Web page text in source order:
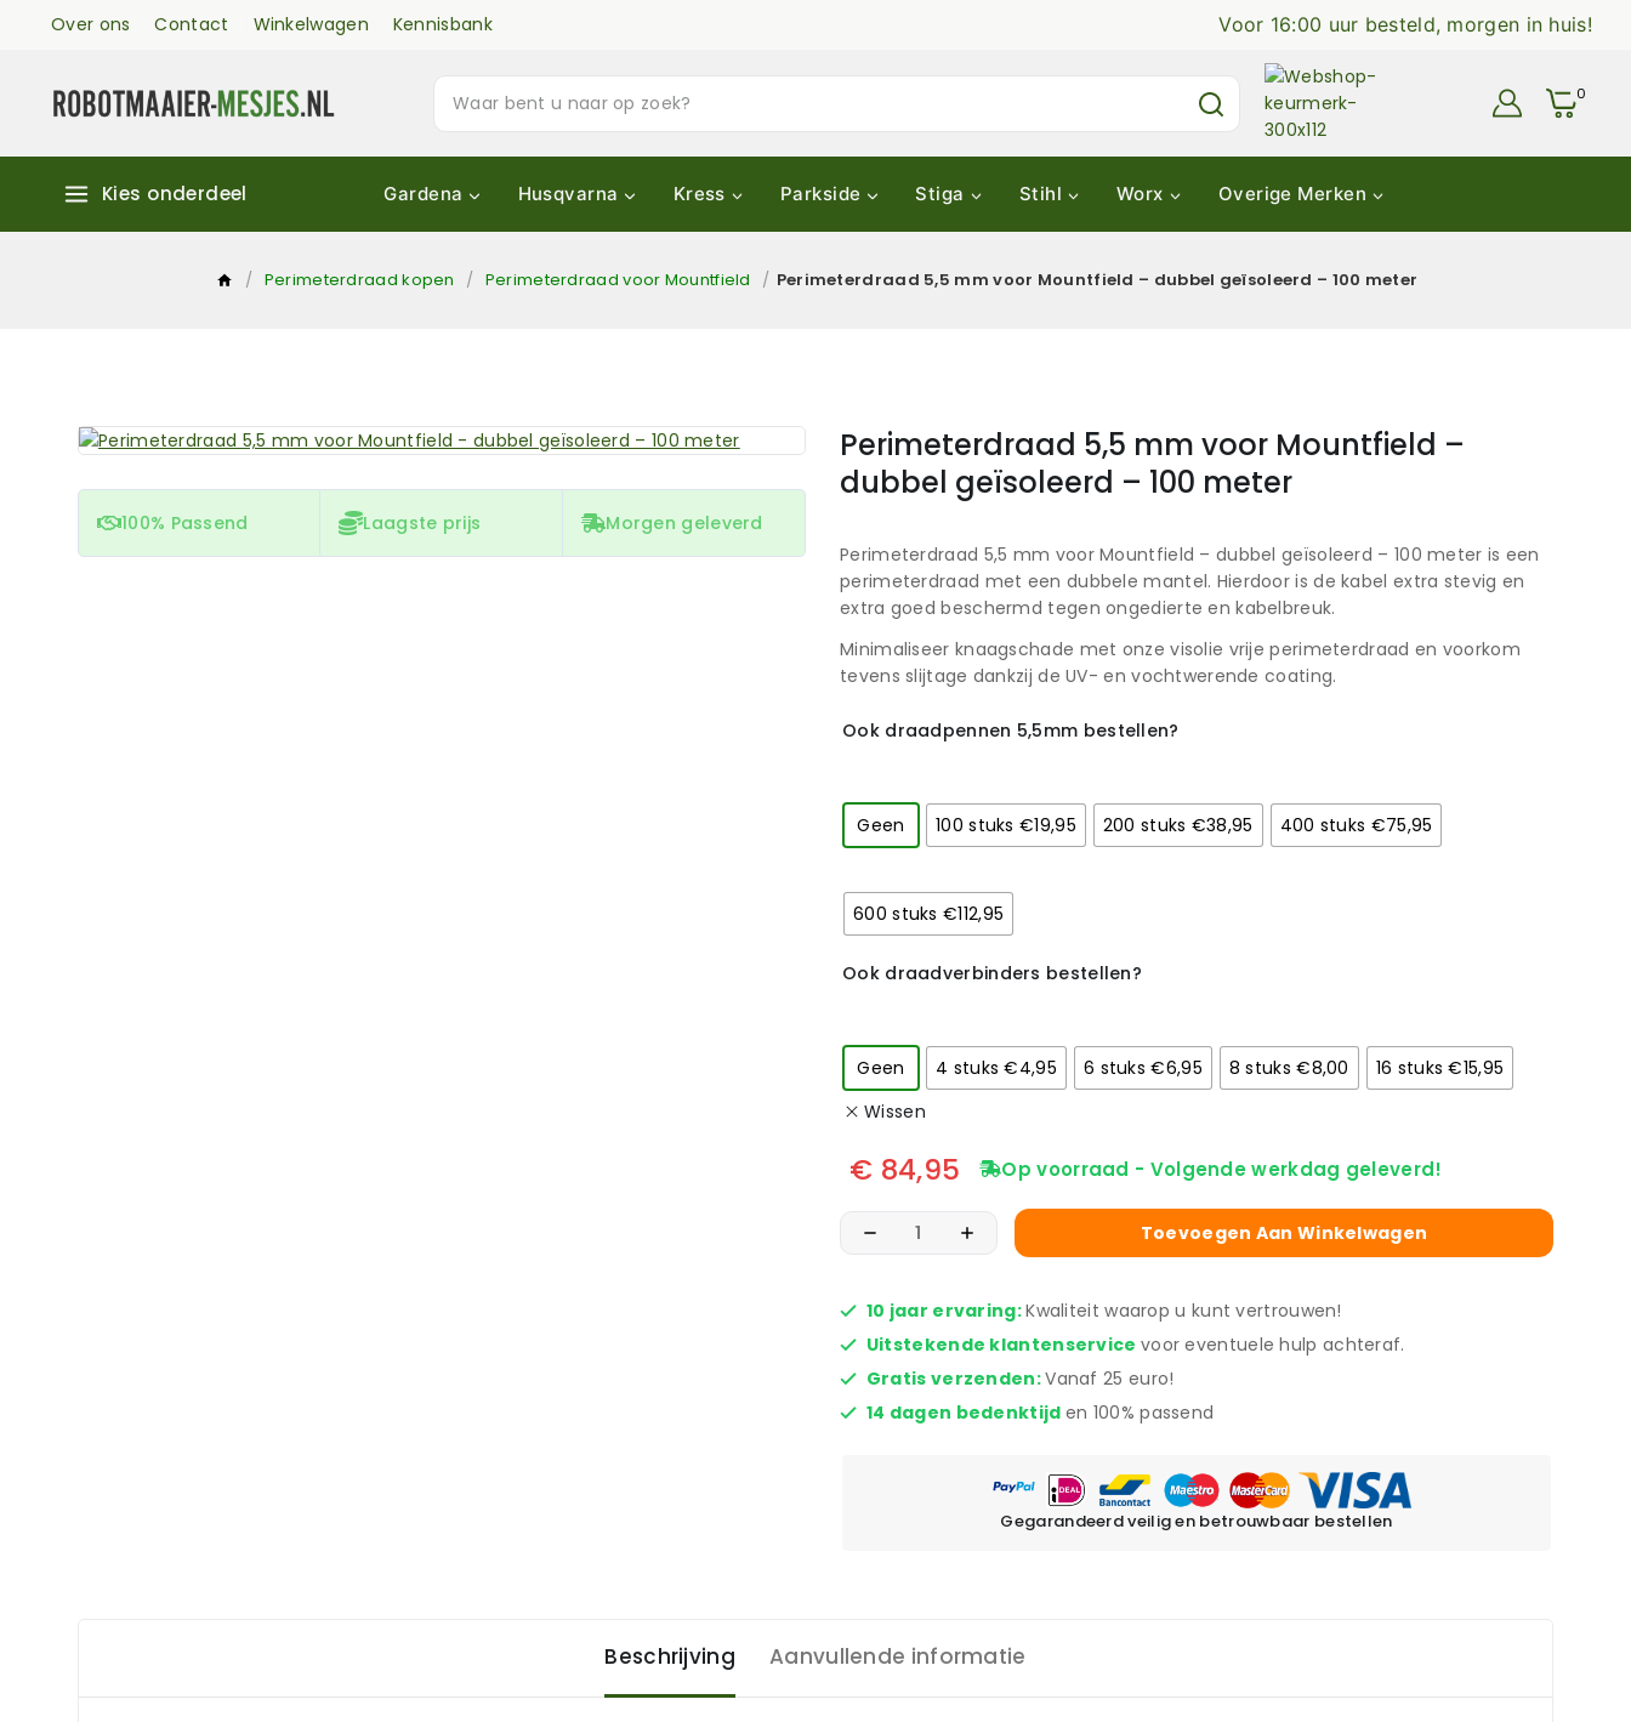
Over ons Contact Winkelwagen Kennisbank Voor 16:00 uur besteld, morgen in huis!
0
Kies onderdeel Gardena Husqvarna Kress Parkside Stiga Stihl Worx Overige Merken
/ Perimeterdraad kopen / Perimeterdraad voor Mountfield / Perimeterdraad 5,5 mm voor Mountfield – dubbel geïsoleerd – 100 meter
100% Passend Laagste prijs Morgen geleverd
Perimeterdraad 5,5 mm voor Mountfield –
dubbel geïsoleerd – 100 meter
Perimeterdraad 5,5 mm voor Mountfield – dubbel geïsoleerd – 100 meter is een
perimeterdraad met een dubbele mantel. Hierdoor is de kabel extra stevig en
extra goed beschermd tegen ongedierte en kabelbreuk.
Minimaliseer knaagschade met onze visolie vrije perimeterdraad en voorkom
tevens slijtage dankzij de UV- en vochtwerende coating.
Ook draadpennen 5,5mm bestellen?
Geen 100 stuks €19,95 200 stuks €38,95 400 stuks €75,95
600 stuks €112,95
Ook draadverbinders bestellen?
Geen 4 stuks €4,95 6 stuks €6,95 8 stuks €8,00
16 stuks €15,95
Wissen
€ 84,95 Op voorraad - Volgende werkdag geleverd!
Toevoegen Aan Winkelwagen
10 jaar ervaring:Kwaliteit waarop u kunt vertrouwen!
Uitstekende klantenservice voor eventuele hulp achteraf.
Gratis verzenden:Vanaf 25 euro!
14 dagen bedenktijd en 100% passend
Gegarandeerd veilig en betrouwbaar bestellen
Beschrijving Aanvullende informatie